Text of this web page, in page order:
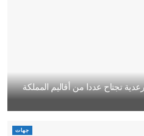
تجتاح عددا من أقاليم المملكة
جهات